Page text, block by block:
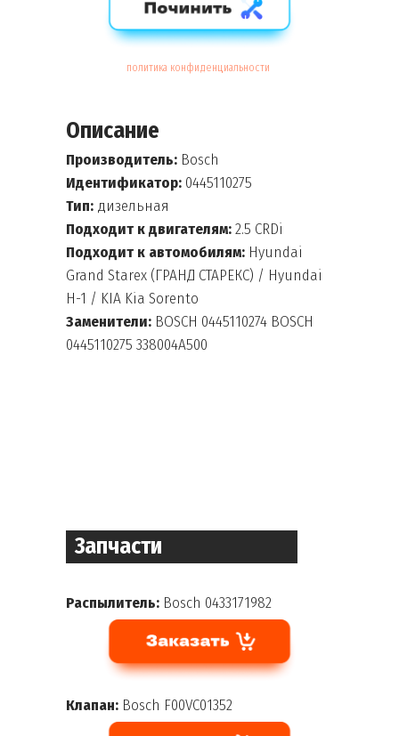
политика конфиденциальности
Производитель: Bosch
Идентификатор: 0445110275
Тип: дизельная
Подходит к двигателям:2.5 CRDi
Подходит к автомобилям: Hyundai
Grand Starex (ГРАНД СТАРЕКС) / Hyundai
H-1 / KIA Kia Sorento
Заменители: BOSCH 0445110274 BOSCH
0445110275 338004A500
Описание
Клапан: Bosch F00VC01352
Распылитель: Bosch 0433171982
Запчасти